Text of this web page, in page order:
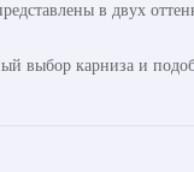
в двух
выбор карниза и